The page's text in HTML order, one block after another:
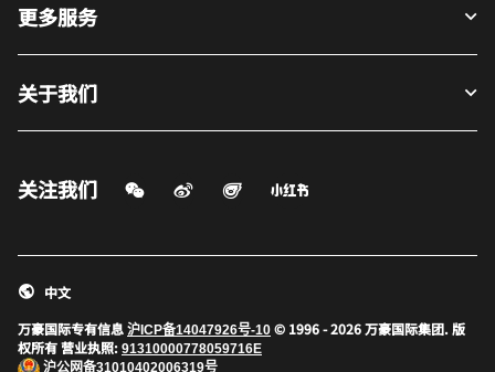
更多服务
关于我们
关注我们 微信扫一扫
微博
打开新窗口
飞猪
打开新窗口打开新窗口
万豪国际专有信息 沪ICP备14047926号-10 © 1996 - 2026 万豪国际集团. 版
权所有 营业执照: 91310000778059716E
沪公网备31010402006319号
中文